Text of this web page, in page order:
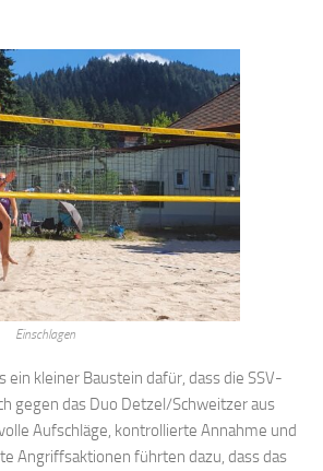
Einschlagen
ein kleiner Baustein dafür, dass die SSV-
gegen das Duo Detzel/Schweitzer aus
Aufschläge, kontrollierte Annahme und
Angriffsaktionen führten dazu, dass das